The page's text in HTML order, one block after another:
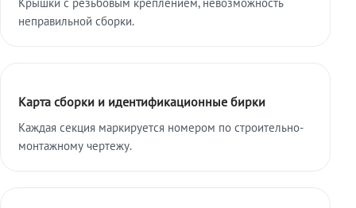
неправильной сборки.
Карта сборки и идентификационные бирки
Каждая секция маркируется номером по строительно-
монтажному чертежу.